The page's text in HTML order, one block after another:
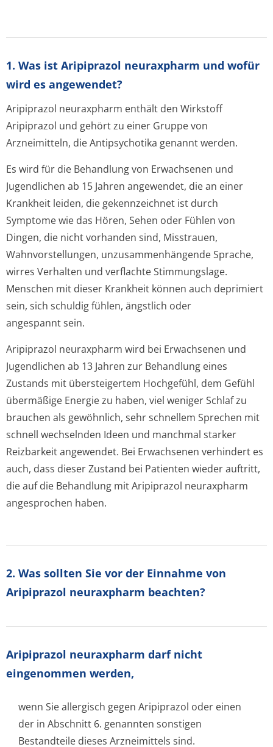
1. Was ist Aripiprazol neuraxpharm und wofür
wird es angewendet?
Aripiprazol neuraxpharm enthält den Wirkstoff
Aripiprazol und gehört zu einer Gruppe von
Arzneimitteln, die Antipsychotika genannt werden.
Es wird für die Behandlung von Erwachsenen und
Jugendlichen ab 15 Jahren angewendet, die an einer
Krankheit leiden, die gekennzeichnet ist durch
Symptome wie das Hören, Sehen oder Fühlen von
Dingen, die nicht vorhanden sind, Misstrauen,
Wahnvorstellungen, unzusammenhängende Sprache,
wirres Verhalten und verflachte Stimmungslage.
Menschen mit dieser Krankheit können auch deprimiert
sein, sich schuldig fühlen, ängstlich oder
angespannt sein.
Aripiprazol neuraxpharm wird bei Erwachsenen und
Jugendlichen ab 13 Jahren zur Behandlung eines
Zustands mit übersteigertem Hochgefühl, dem Gefühl
übermäßige Energie zu haben, viel weniger Schlaf zu
brauchen als gewöhnlich, sehr schnellem Sprechen mit
schnell wechselnden Ideen und manchmal starker
Reizbarkeit angewendet. Bei Erwachsenen verhindert es
auch, dass dieser Zustand bei Patienten wieder auftritt,
die auf die Behandlung mit Aripiprazol neuraxpharm
angesprochen haben.
2. Was sollten Sie vor der Einnahme von
Aripiprazol neuraxpharm beachten?
Aripiprazol neuraxpharm darf nicht
eingenommen werden,
wenn Sie allergisch gegen Aripiprazol oder einen
der in Abschnitt 6. genannten sonstigen
Bestandteile dieses Arzneimittels sind.